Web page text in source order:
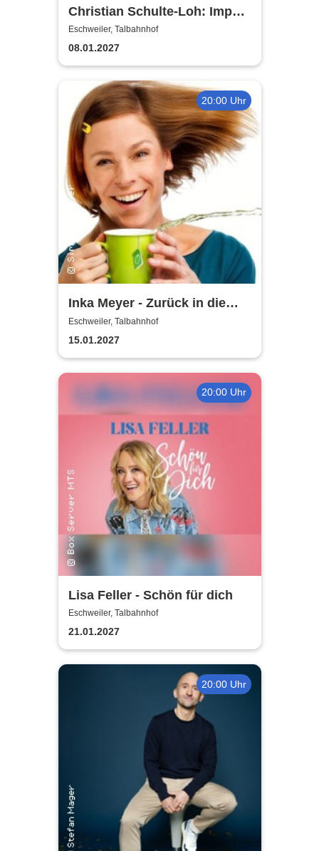
Christian Schulte-Loh: Import
Export
Eschweiler, Talbahnhof
08.01.2027
20:00 Uhr
Inka Meyer - Zurück in die
Zugluft
Eschweiler, Talbahnhof
15.01.2027
20:00 Uhr
Lisa Feller - Schön für dich
Eschweiler, Talbahnhof
21.01.2027
20:00 Uhr